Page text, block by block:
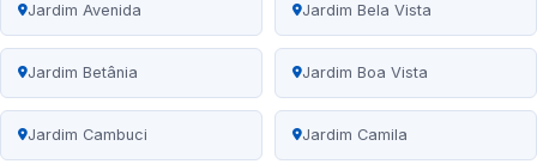
Jardim Avenida Jardim Bela Vista
Jardim Betânia Jardim Boa Vista
Jardim Cambuci Jardim Camila